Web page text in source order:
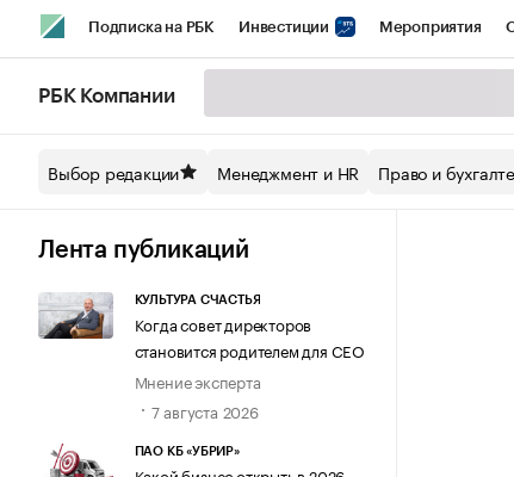
Подписка на РБК Инвестиции Мероприятия
Спецпроекты СПб Конференции СПб
Технологии и медиа
РБК Компании
Выбор редакции Менеджмент и HR Право и
Лента публикаций
КУЛЬТУРА СЧАСТЬЯ
Когда совет директоров
становится родителем для CEO
Мнение эксперта
7 августа 2026
ПАО КБ «УБРИР»